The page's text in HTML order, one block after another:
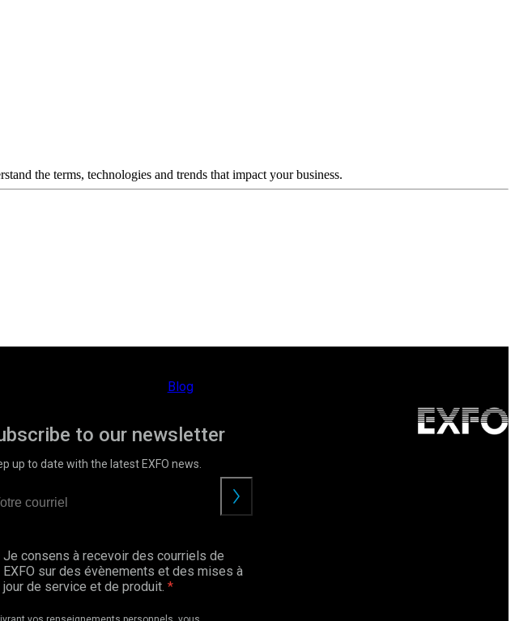
the terms, technologies and trends that impact your business.
Blog
to our newsletter
up to date with the latest EXFO news.
Je consens à recevoir des courriels de
EXFO sur des évènements et des mises à
jour de service et de produit.